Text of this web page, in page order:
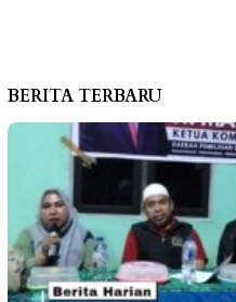
BERITA TERBARU